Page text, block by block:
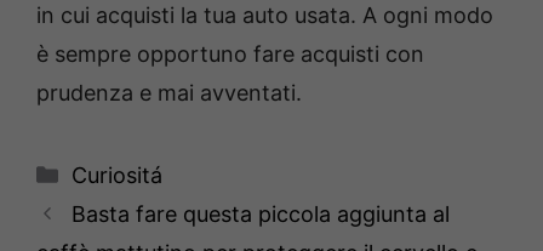
in cui acquisti la tua auto usata. A ogni modo
è sempre opportuno fare acquisti con
prudenza e mai avventati.
Categorie
Curiositá
Basta fare questa piccola aggiunta al